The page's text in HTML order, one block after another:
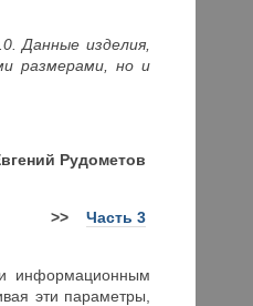
Данные изделия,
размерами, но и
Рудометов
>> Часть 3
и информационным
эти параметры,